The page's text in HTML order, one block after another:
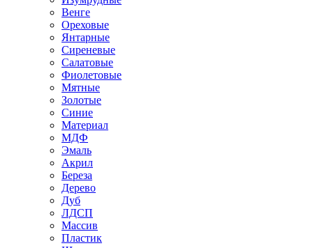
Венге
Ореховые
Янтарные
Сиреневые
Салатовые
Фиолетовые
Мятные
Золотые
Синие
Материал
МДФ
Эмаль
Акрил
Береза
Дерево
Дуб
ЛДСП
Массив
Пластик